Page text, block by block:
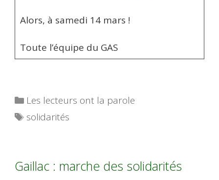
Alors, à samedi 14 mars !
Toute l’équipe du GAS
Catégories
Les lecteurs ont la parole
Étiquettes
solidarités
Gaillac : marche des solidarités